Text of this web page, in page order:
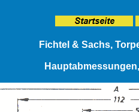
Fichtel & Sachs,